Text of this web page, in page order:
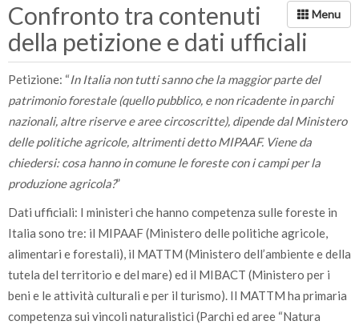
Confronto tra contenuti
della petizione e dati ufficiali
Petizione: “In Italia non tutti sanno che la maggior parte del
patrimonio forestale (quello pubblico, e non ricadente in parchi
nazionali, altre riserve e aree circoscritte), dipende dal Ministero
delle politiche agricole, altrimenti detto MIPAAF. Viene da
chiedersi: cosa hanno in comune le foreste con i campi per la
produzione agricola?”
Dati ufficiali: I ministeri che hanno competenza sulle foreste in
Italia sono tre: il MIPAAF (Ministero delle politiche agricole,
alimentari e forestali), il MATTM (Ministero dell’ambiente e della
tutela del territorio e del mare) ed il MIBACT (Ministero per i
beni e le attività culturali e per il turismo). Il MATTM ha primaria
competenza sui vincoli naturalistici (Parchi ed aree “Natura